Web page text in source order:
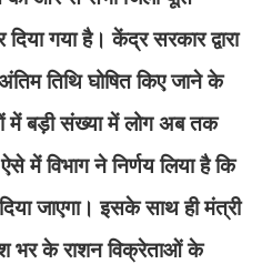
गया है। केंद्र सरकार द्वारा
तिथि घोषित किए जाने के
में बड़ी संख्या में लोग अब तक
में विभाग ने निर्णय लिया है कि
जाएगा। इसके साथ ही मंत्री
भर के राशन विक्रेताओं के